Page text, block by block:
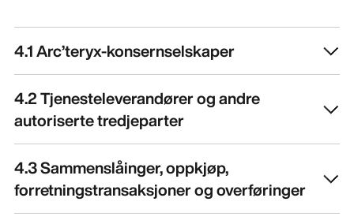
4.1 Arc’teryx-konsernselskaper
4.2 Tjenesteleverandører og andre
autoriserte tredjeparter
4.3 Sammenslåinger, oppkjøp,
forretningstransaksjoner og overføringer